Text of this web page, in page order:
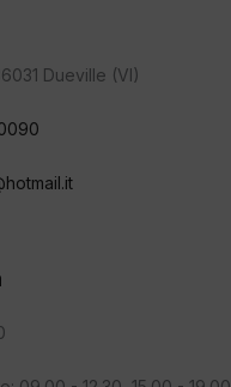
Dueville (VI)